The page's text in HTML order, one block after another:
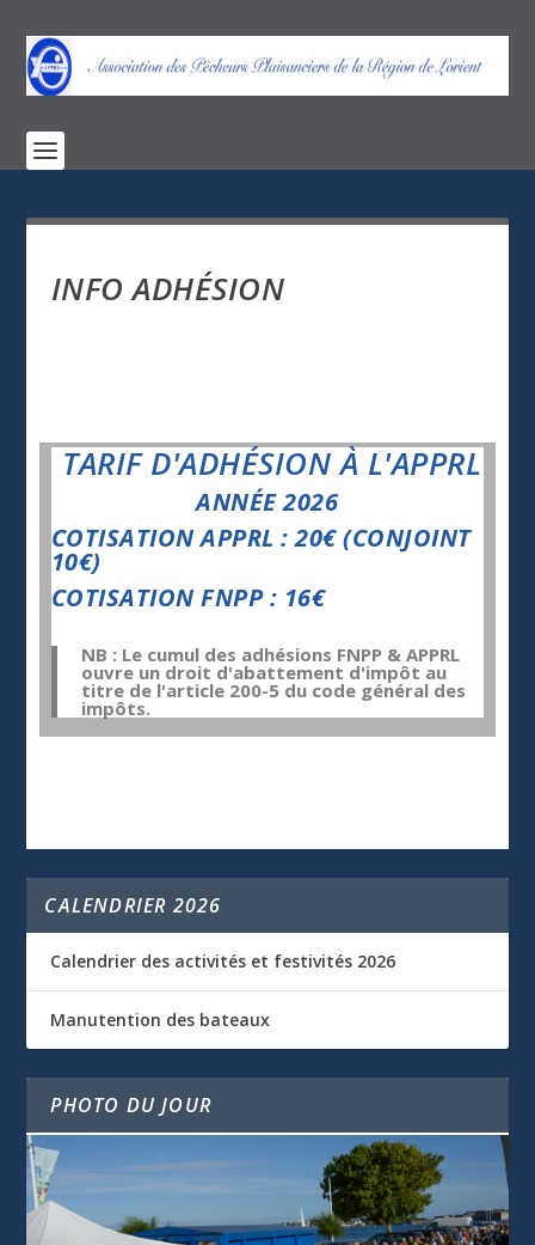
INFO ADHÉSION
TARIF D'ADHÉSION À L'APPRL
ANNÉE 2026
COTISATION APPRL : 20€ (CONJOINT
10€)
COTISATION FNPP : 16€
NB : Le cumul des adhésions FNPP & APPRL
ouvre un droit d'abattement d'impôt au
titre de l'article 200-5 du code général des
impôts.
CALENDRIER 2026
Calendrier des activités et festivités 2026
Manutention des bateaux
PHOTO DU JOUR